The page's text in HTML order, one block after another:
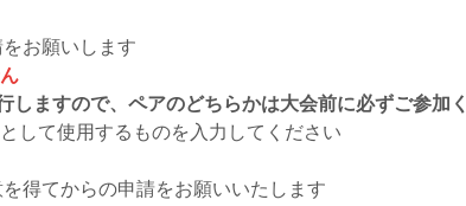
お願いします
しますので、ペアのどちらかは大会前に必ずご参加
して使用するものを入力してください
得てからの申請をお願いいたします